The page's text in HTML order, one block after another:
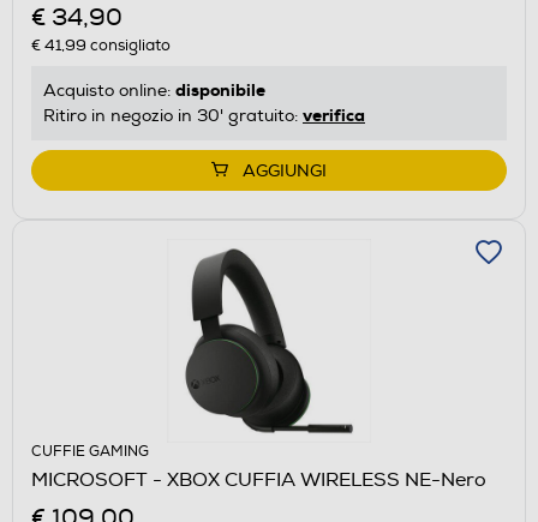
€ 34,90
€ 41,99 consigliato
Acquisto online: disponibile
Ritiro in negozio in 30' gratuito: verifica
AGGIUNGI
CUFFIE GAMING
MICROSOFT - XBOX CUFFIA WIRELESS NE-Nero